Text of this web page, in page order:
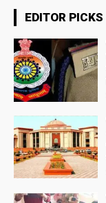
EDITOR PICKS